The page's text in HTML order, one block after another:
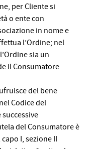
per Cliente si
o ente con
in nome e
l’Ordine; nel
sia un
il Consumatore
del bene
Codice del
successive
del Consumatore è
I, sezione II